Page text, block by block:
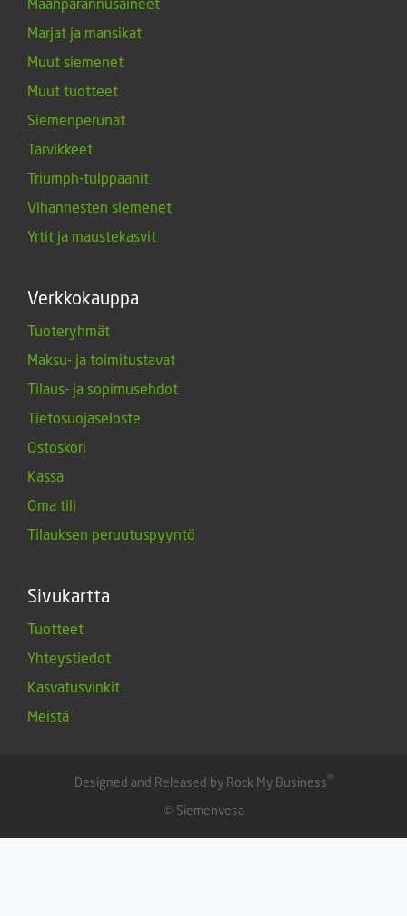
Marjat ja mansikat
Muut siemenet
Muut tuotteet
Siemenperunat
Tarvikkeet
Triumph-tulppaanit
Vihannesten siemenet
Yrtit ja maustekasvit
Verkkokauppa
Tuoteryhmät
Maksu- ja toimitustavat
Tilaus- ja sopimusehdot
Tietosuojaseloste
Ostoskori
Kassa
Oma tili
Tilauksen peruutuspyyntö
Sivukartta
Tuotteet
Yhteystiedot
Kasvatusvinkit
Meistä
Designed and Released by Rock My Business®
© Siemenvesa